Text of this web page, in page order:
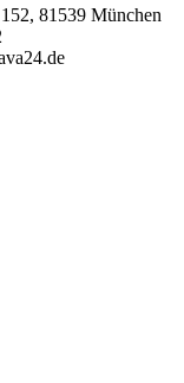
81539 München